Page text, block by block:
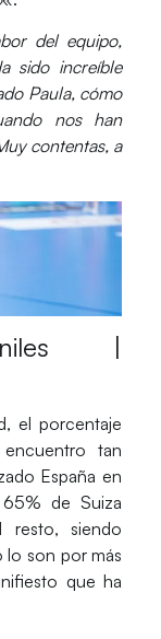
del equipo,
sido increíble
Paula, cómo
nos han
contentas, a
|
el porcentaje
tan
España en
65% deSuiza
resto, siendo
lo son por más
que ha